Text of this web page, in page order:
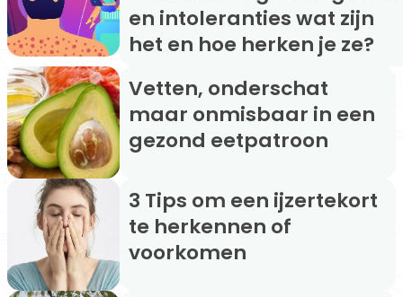
en intoleranties wat zijn
het en hoe herken je ze?
Vetten, onderschat
maar onmisbaar in een
gezond eetpatroon
3 Tips om een ijzertekort
te herkennen of
voorkomen